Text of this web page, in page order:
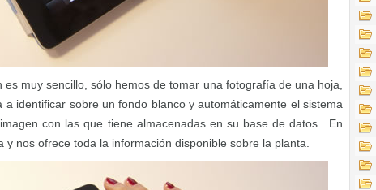
muy sencillo, sólo hemos de tomar una fotografía de una hoja,
identificar sobre un fondo blanco y automáticamente el sistema
con las que tiene almacenadas en su base de datos. En
y nos ofrece toda la información disponible sobre la planta.